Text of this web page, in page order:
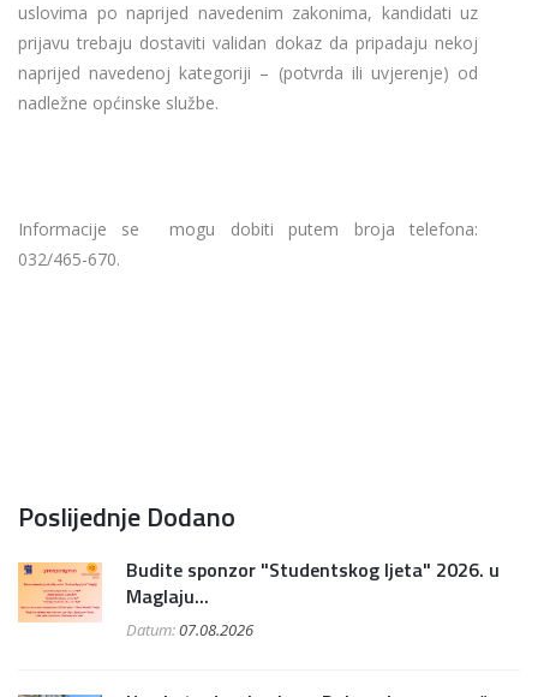
uslovima po naprijed navedenim zakonima, kandidati uz
prijavu trebaju dostaviti validan dokaz da pripadaju nekoj
naprijed navedenoj kategoriji – (potvrda ili uvjerenje) od
nadležne općinske službe.
Informacije se mogu dobiti putem broja telefona:
032/465-670.
Poslijednje Dodano
Budite sponzor "Studentskog ljeta" 2026. u
Maglaju...
Datum:07.08.2026